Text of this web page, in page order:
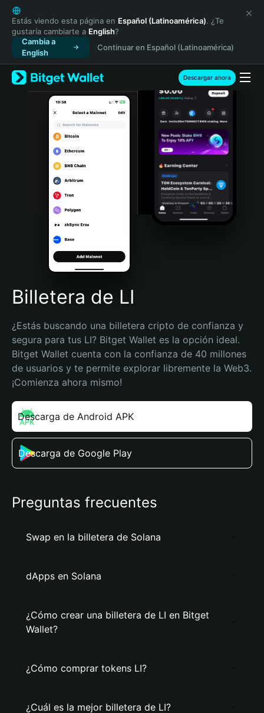
English
日本語
Tiếng Việt
Русский
Español (Latinoamérica)
Türkçe
Italiano
Português (Portugal)
Bahasa Indonesia
Português (Brasil)
Español (Argentina)
Estás viendo esta página en Español (Latinoamérica). ¿Te
gustaría cambiarte a English?
Cambia a
English
Continuar en Español (Latinoamérica)
Descargar ahora
Billetera de LI
¿Estás buscando una billetera cripto de confianza y
segura para tus LI? Bitget Wallet es la opción ideal.
Bitget Wallet cuenta con la confianza de 40 millones
de usuarios y te permite explorar libremente la Web3.
¡Comienza ahora mismo!
Descarga de Android APK
Descarga de Google Play
Preguntas frecuentes
Swap en la billetera de Solana
dApps en Solana
¿Cómo crear una billetera de LI en Bitget
Wallet?
¿Cómo comprar tokens LI?
¿Cuál es la mejor billetera de LI?